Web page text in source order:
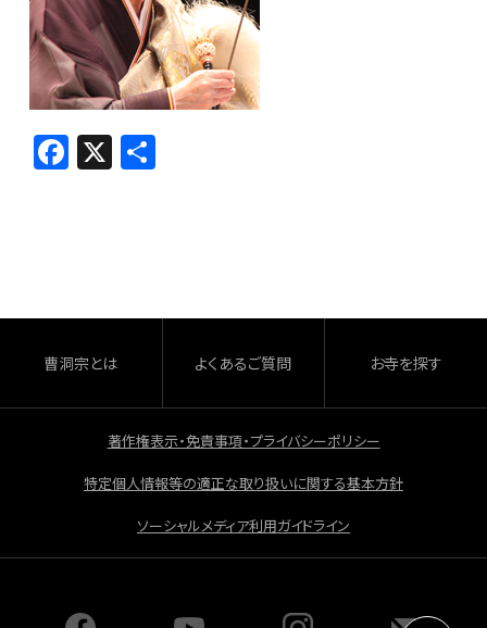
F
a
o
o
k
X 共
曹洞宗とは よくあるご質問 お寺を探す
著作権表示・免責事項・プライバシーポリシー
特定個人情報等の適正な取り扱いに関する基本方針
ソーシャルメディア利用ガイドライン